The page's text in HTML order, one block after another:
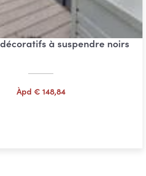
à suspendre noirs
Àpd € 148,84